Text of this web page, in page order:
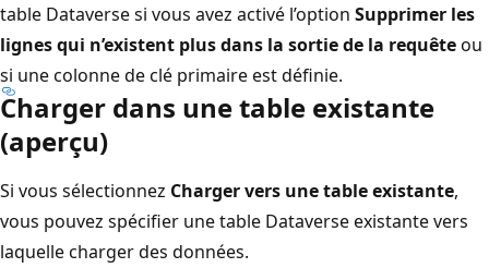
table Dataverse si vous avez activé l’option Supprimer les
lignes qui n’existent plus dans la sortie de la requêteou
si une colonne de clé primaire est définie.
Charger dans une table existante
(aperçu)
Si vous sélectionnez Charger vers une table existante,
vous pouvez spécifier une table Dataverse existante vers
laquelle charger des données.